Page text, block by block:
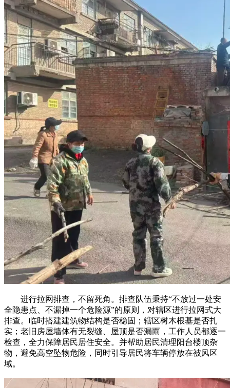
进行拉网排查，不留死角。排查队伍秉持“不放过一处安
全隐患点、不漏掉一个危险源”的原则，对辖区进行拉网式大
排查。临时搭建建筑物结构是否稳固；辖区树木根基是否扎
实；老旧房屋墙体有无裂缝、屋顶是否漏雨，工作人员都逐一
检查，全力保障居民居住安全。并帮助居民清理阳台楼顶杂
物，避免高空坠物危险，同时引导居民将车辆停放在被风区
域。